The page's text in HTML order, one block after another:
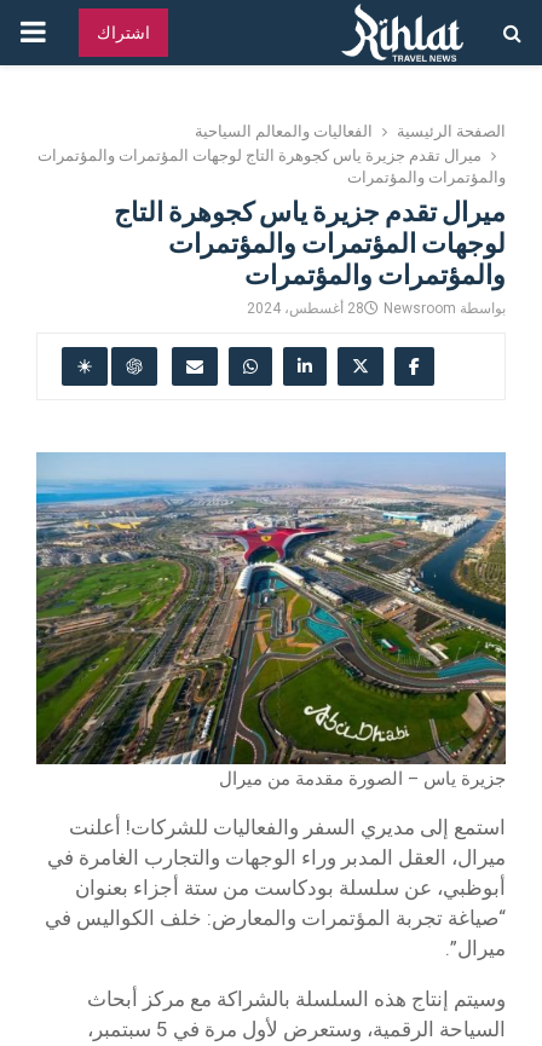
اشتراك
الصفحة الرئيسية
الفعاليات والمعالم السياحية
ميرال تقدم جزيرة ياس كجوهرة التاج لوجهات المؤتمرات والمؤتمرات
والمؤتمرات والمؤتمرات
ميرال تقدم جزيرة ياس كجوهرة التاج
لوجهات المؤتمرات والمؤتمرات
والمؤتمرات والمؤتمرات
بواسطة Newsroom 28 أغسطس، 2024
جزيرة ياس – الصورة مقدمة من ميرال
استمع إلى مديري السفر والفعاليات للشركات! أعلنت
ميرال، العقل المدبر وراء الوجهات والتجارب الغامرة في
أبوظبي، عن سلسلة بودكاست من ستة أجزاء بعنوان
“صياغة تجربة المؤتمرات والمعارض: خلف الكواليس في
ميرال”.
وسيتم إنتاج هذه السلسلة بالشراكة مع مركز أبحاث
السياحة الرقمية، وستعرض لأول مرة في 5 سبتمبر،